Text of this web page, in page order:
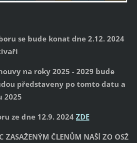
se bude konat dne 2.12. 2024
na roky 2025 - 2029 bude
představeny po tomto datu a
2025
ze dne 12.9. 2024 ZDE
ZASAŽENÝM ČLENŮM NAŠÍ ZO OSŽ